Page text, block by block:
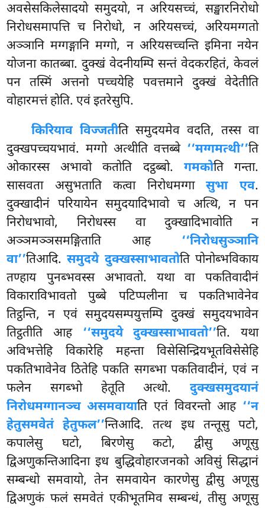
अवसेसकिलेसादयो समुदयो, न अरियसच्चं, सङ्खारनिरोधो
निरोधसमापत्ति च निरोधो, न अरियसच्चं, अरियमग्गतो
अञ्ञानि मग्गङ्गानि मग्गो, न अरियसच्चन्ति इमिना नयेन
योजना कातब्बा. दुक्खं वेदनीयम्पि सन्तं वेदकरहितं, केवलं
पन तस्मिं अत्तनो पच्चयेहि पवत्तमाने दुक्खं वेदेतीति
वोहारमत्तं होति. एवं इतरेसुपि.
किरियाव विज्जतीति समुदयमेव वदति, तस्स वा
दुक्खपच्चयभावं. मग्गो अत्थीति वत्तब्बे ‘‘मग्गमत्थी’’ति
ओकारस्स अभावो कतोति दट्ठब्बो. गमकोति गन्ता.
सासवता असुभताति कत्वा निरोधमग्गासुभा एव.
दुक्खादीनं परियायेन समुदयादिभावो च अत्थि, न पन
निरोधभावो, निरोधस्स वा दुक्खादिभावोति न
अञ्ञमञ्ञसमङ्गिताति आह ‘‘निरोधसुञ्ञानि
वा’’तिआदि.समुदये दुक्खस्साभावतोति पोनोब्भविकाय
तण्हाय पुनब्भवस्स अभावतो. यथा वा पकतिवादीनं
विकाराविभावतो पुब्बे पटिप्पलीना च पकतिभावेनेव
तिट्ठन्ति, न एवंसमुदयसम्पयुत्तम्पि दुक्खं समुदयभावेन
तिट्ठतीति आह ‘‘समुदये दुक्खस्साभावतो’’ति. यथा
अविभत्तेहि विकारेहि महन्ता विसेसिन्द्रियभूतविसेसेहि
पकतिभावेनेव ठितेहि पकति सगब्भा पकतिवादीनं, एवं न
फलेन सगब्भो हेतूति अत्थो. दुक्खसमुदयानं
निरोधमग्गानञ्च असमवायाति एतं विवरन्तो आह ‘‘न
हेतुसमवेतं हेतुफल’’न्तिआदि. तत्थ इध तन्तूसु पटो,
कपालेसु घटो, बिरणेसु कटो, द्वीसु अणूसु
द्विअणुकन्तिआदिना इध बुद्धिवोहारजनको अविसुं सिद्धानं
सम्बन्धो समवायो, तेन समवायेन कारणेसु द्वीसु अणूसु
द्विअणुकं फलं समवेतं एकीभूतमिव सम्बन्धं, तीसु अणूसु